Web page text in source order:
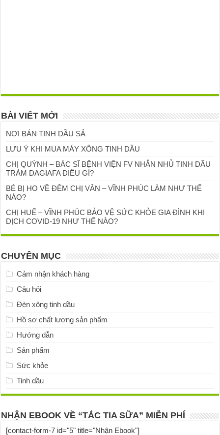
BÀI VIẾT MỚI
NƠI BÁN TINH DẦU SẢ
LƯU Ý KHI MUA MÁY XÔNG TINH DẦU
CHỊ QUỲNH – BÁC SĨ BỆNH VIỆN FV NHẮN NHỦ TINH DẦU
TRÀM DAGIAFA ĐIỀU GÌ?
BÉ BỊ HO VỀ ĐÊM CHỊ VÂN – VĨNH PHÚC LÀM NHƯ THẾ
NÀO?
CHỊ HUẾ – VĨNH PHÚC BẢO VỆ SỨC KHỎE GIA ĐÌNH KHI
DỊCH COVID-19 NHƯ THẾ NÀO?
CHUYÊN MỤC
Cảm nhận khách hàng
Câu hỏi
Đèn xông tinh dầu
Hồ sơ chất lượng sản phẩm
Hướng dẫn
Sản phẩm
Sức khỏe
Tinh dầu
NHẬN EBOOK VỀ “TẮC TIA SỮA” MIỄN PHÍ
[contact-form-7 id="5" title="Nhận Ebook"]